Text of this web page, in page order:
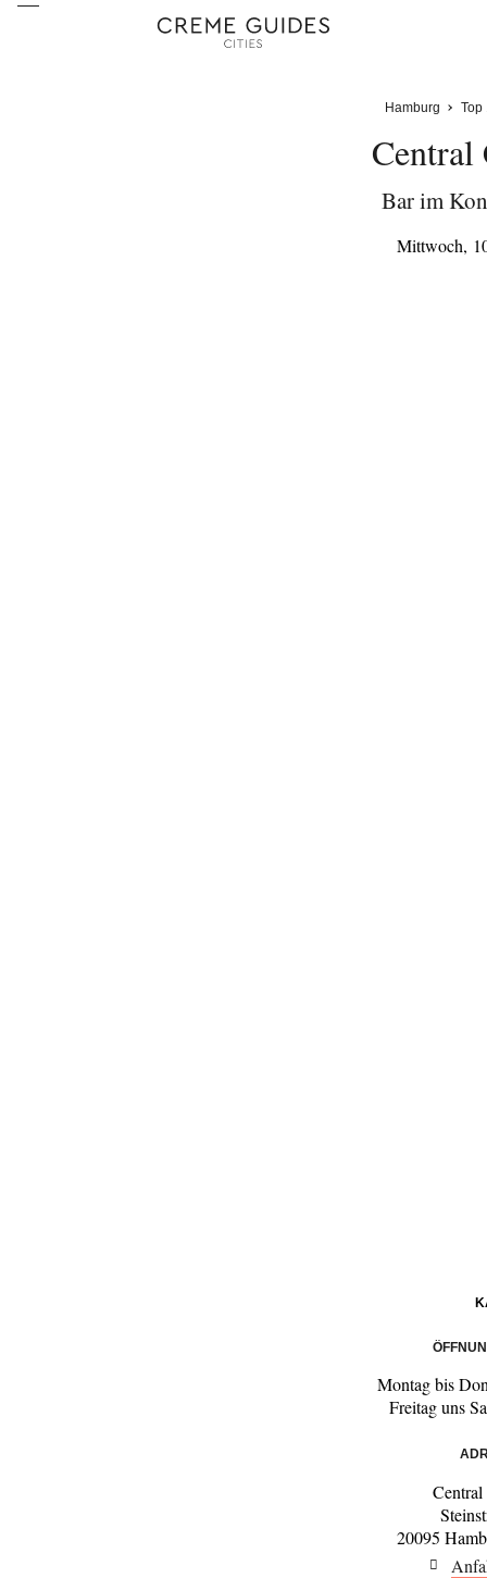
Hamburg Top
Central
Bar im
Mittwoch,
Montag bis
Freitag uns
Central
20095